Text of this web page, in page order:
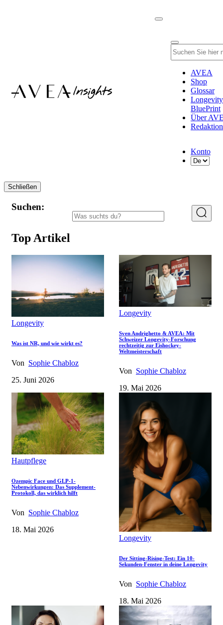
AVEA
Shop
Glossar
Longevity
BluePrint
Über
Konto
Schließen
Suchen:
Top Artikel
Longevity
Was ist NR, und wie wirkt es?
Von Sophie Chabloz
25. Juni 2026
Longevity
Sven Andrighetto & AVEA: Mit
Schweizer Longevity-Forschung
rechtzeitig zur Eishockey-
Weltmeisterschaft
Von Sophie Chabloz
19. Mai 2026
Hautpflege
Ozempic Face und GLP-1-
Nebenwirkungen: Das Supplement-
Protokoll, das wirklich hilft
Von Sophie Chabloz
18. Mai 2026
Longevity
Der Sitting-Rising-Test: Ein 10-
Sekunden-Fenster in deine Longevity
Von Sophie Chabloz
18. Mai 2026